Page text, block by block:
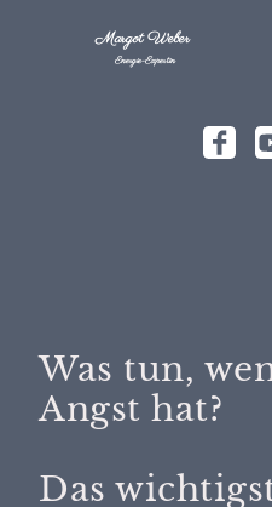
Margot Weber
Energie-Expertin
Was tun,
Angst hat?
Das